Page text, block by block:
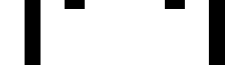
og kontrol, når du udfører tricks og manøvrer på dit fingerboard.